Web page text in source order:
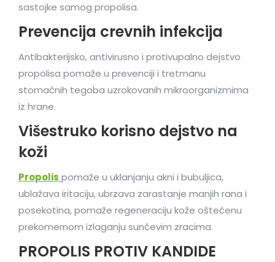
sastojke samog propolisa.
Prevencija crevnih infekcija
Antibakterijsko, antivirusno i protivupalno dejstvo
propolisa pomaže u prevenciji i tretmanu
stomačnih tegoba uzrokovanih mikroorganizmima
iz hrane.
Višestruko korisno dejstvo na
koži
Propolis pomaže u uklanjanju akni i bubuljica,
ublažava iritaciju, ubrzava zarastanje manjih rana i
posekotina, pomaže regeneraciju kože oštećenu
prekomernom izlaganju sunčevim zracima.
PROPOLIS PROTIV KANDIDE